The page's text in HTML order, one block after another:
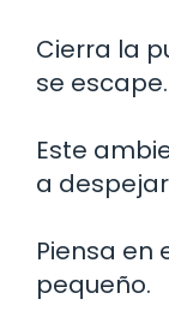
Cierra la
se escape.
Este
a
Piensa en
pequeño.